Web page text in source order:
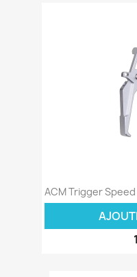
ACM Trigger